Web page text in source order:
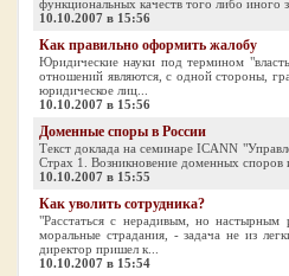
функциональных качеств того либо иного
10.10.2007 в 15:56
Как правильно оформить жалобу
Юридические науки под термином
отношений являются, с одной стороны,
юридическое лиц...
10.10.2007 в 15:56
Доменные споры в России
Текст доклада на семинаре ICANN
Страх 1. Возникновение доменных
10.10.2007 в 15:55
Как уволить сотрудника?
"Расстаться с нерадивым, но
моральные страдания, - задача не из
директор пришел к...
10.10.2007 в 15:54